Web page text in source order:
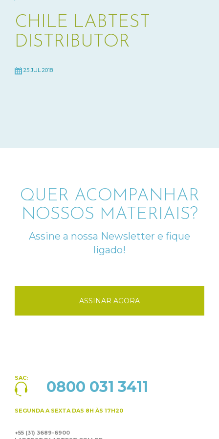
CHILE LABTEST
DISTRIBUTOR
25 JUL 2018
QUER ACOMPANHAR
NOSSOS MATERIAIS?
Assine a nossa Newsletter e fique
ligado!
ASSINAR AGORA
SAC: 0800 031 3411
SEGUNDA A SEXTA DAS 8H ÀS 17H20
+55 (31) 3689-6900